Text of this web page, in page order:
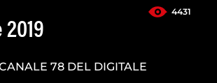
4431
78 DEL DIGITALE